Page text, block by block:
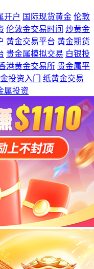
开户 国际现货黄金 伦敦
伦敦金交易时间 炒黄金
黄金交易平台 黄金期货
贵金属模拟交易 白银投
港黄金交易所 贵金属平
投资入门
纸黄金交易
属投资